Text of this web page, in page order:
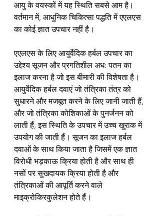
आयु के वयस्कों में यह स्थिति सबसे आम है।
वर्तमान में, आधुनिक चिकित्सा पद्धति में एएलएस
का कोई ज्ञात उपचार नहीं है।
एएलएस के लिए आयुर्वेदिक हर्बल उपचार का
उद्देश्य सूजन और प्रगतिशील अध: पतन का
इलाज करना है जो इस बीमारी की विशेषता है।
आयुर्वेदिक हर्बल दवाएं जो तंत्रिका तंत्र को
सुधारने और मजबूत करने के लिए जानी जाती हैं,
और जो तंत्रिका कोशिकाओं के पुनर्जनन को
लाती हैं, इस स्थिति के उपचार में उच्च खुराक में
उपयोग की जाती हैं। सूजन का इलाज हर्बल
दवाओं के साथ किया जाता है जिसमें एक ज्ञात
विरोधी भड़काऊ क्रिया होती है और साथ ही
नसों पर सुखदायक क्रिया होती है और
तंत्रिकाओं की आपूर्ति करने वाले
माइक्रोकिरकुलेशन होते हैं।